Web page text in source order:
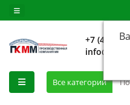
+7 (499)
Все категории